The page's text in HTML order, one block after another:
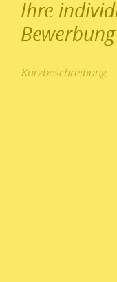
Ihre
Bewerbung
Kurzbeschreibung